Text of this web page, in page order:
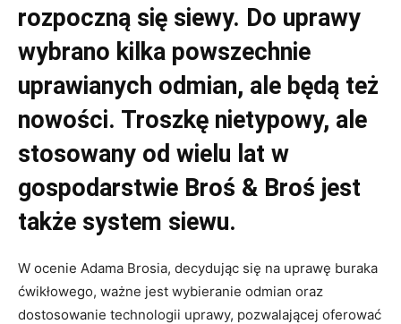
rozpoczną się siewy. Do uprawy
wybrano kilka powszechnie
uprawianych odmian, ale będą też
nowości. Troszkę nietypowy, ale
stosowany od wielu lat w
gospodarstwie Broś & Broś jest
także system siewu.
W ocenie Adama Brosia, decydując się na uprawę buraka
ćwikłowego, ważne jest wybieranie odmian oraz
dostosowanie technologii uprawy, pozwalającej oferować